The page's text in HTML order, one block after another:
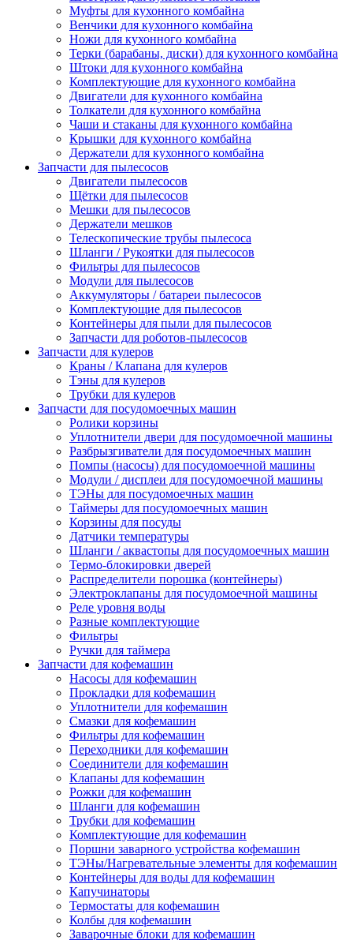
Муфты для кухонного комбайна
Венчики для кухонного комбайна
Ножи для кухонного комбайна
Терки (барабаны, диски) для кухонного комбайна
Штоки для кухонного комбайна
Комплектующие для кухонного комбайна
Двигатели для кухонного комбайна
Толкатели для кухонного комбайна
Чаши и стаканы для кухонного комбайна
Крышки для кухонного комбайна
Держатели для кухонного комбайна
Запчасти для пылесосов
Двигатели пылесосов
Щётки для пылесосов
Мешки для пылесосов
Держатели мешков
Телескопические трубы пылесоса
Шланги / Рукоятки для пылесосов
Фильтры для пылесосов
Модули для пылесосов
Аккумуляторы / батареи пылесосов
Комплектующие для пылесосов
Контейнеры для пыли для пылесосов
Запчасти для роботов-пылесосов
Запчасти для кулеров
Краны / Клапана для кулеров
Тэны для кулеров
Трубки для кулеров
Запчасти для посудомоечных машин
Ролики корзины
Уплотнители двери для посудомоечной машины
Разбрызгиватели для посудомоечных машин
Помпы (насосы) для посудомоечной машины
Модули / дисплеи для посудомоечной машины
ТЭНы для посудомоечных машин
Таймеры для посудомоечных машин
Корзины для посуды
Датчики температуры
Шланги / аквастопы для посудомоечных машин
Термо-блокировки дверей
Распределители порошка (контейнеры)
Электроклапаны для посудомоечной машины
Реле уровня воды
Разные комплектующие
Фильтры
Ручки для таймера
Запчасти для кофемашин
Насосы для кофемашин
Прокладки для кофемашин
Уплотнители для кофемашин
Смазки для кофемашин
Фильтры для кофемашин
Переходники для кофемашин
Соединители для кофемашин
Клапаны для кофемашин
Рожки для кофемашин
Шланги для кофемашин
Трубки для кофемашин
Комплектующие для кофемашин
Поршни заварного устройства кофемашин
ТЭНы/Нагревательные элементы для кофемашин
Контейнеры для воды для кофемашин
Капучинаторы
Термостаты для кофемашин
Колбы для кофемашин
Заварочные блоки для кофемашин